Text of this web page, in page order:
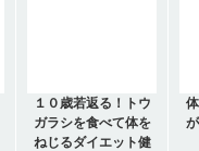
１０歳若返る！トウ
ガラシを食べて体を
ねじるダイエット健